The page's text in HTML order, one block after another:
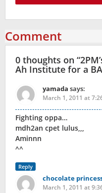
Comment
0 thoughts on “
Ah Institute for a
yamada says:
March 1, 2011 at
Fighting oppa…
mdh2an cpet lulus,,,
Aminnn
^^
Reply
chocolate
March 1, 2011 at